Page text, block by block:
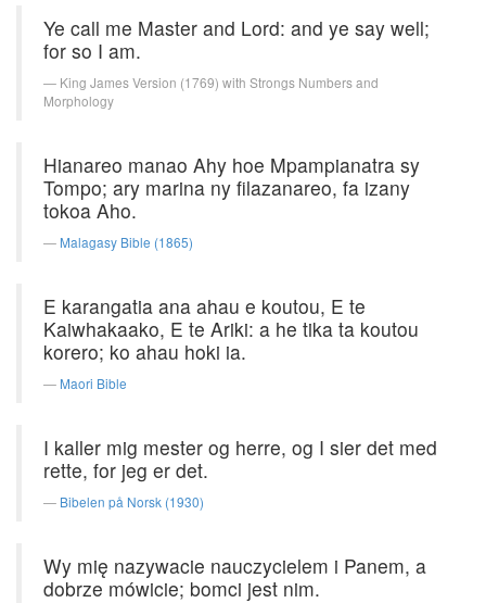
Ye call me Master and Lord: and ye say well;
for so I am.
King James Version (1769) with Strongs Numbers and
Morphology
Hianareo manao Ahy hoe Mpampianatra sy
Tompo; ary marina ny filazanareo, fa izany
tokoa Aho.
Malagasy Bible (1865)
E karangatia ana ahau e koutou, E te
Kaiwhakaako, E te Ariki: a he tika ta koutou
korero; ko ahau hoki ia.
Maori Bible
I kaller mig mester og herre, og I sier det med
rette, for jeg er det.
Bibelen på Norsk (1930)
Wy mię nazywacie nauczycielem i Panem, a
dobrze mówicie; bomci jest nim.